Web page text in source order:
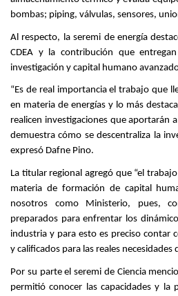
bombas; piping, válvulas, sensores,
Al respecto, la seremi de energía
CDEA y la contribución que
investigación y capital humano
“Es de real importancia el trabajo que
en materia de energías y lo más
realicen investigaciones que aportarán
demuestra cómo se descentraliza la
expresó Dafne Pino.
La titular regional agregó que “el
materia de formación de capital
nosotros como Ministerio, pues,
preparados para enfrentar los
industria y para esto es preciso contar
y calificados para las reales necesidades
Por su parte el seremi de Ciencia
permitió conocer las capacidades y la